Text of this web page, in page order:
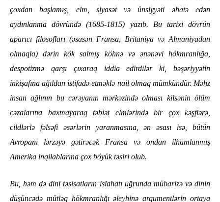
çoxdan başlamış, elm, siyasət və ünsiyyəti əhatə edən
aydınlanma dövründə (1685-1815) yazıb. Bu tarixi dövrün
aparıcı filosofları (əsasən Fransa, Britaniya və Almaniyadan
olmaqla) dərin kök salmış köhnə və ənənəvi hökmranlığa,
despotizmə qarşı çıxaraq iddia edirdilər ki, bəşəriyyətin
inkişafına ağıldan istifadə etməklə nail olmaq mümkündür. Məhz
insan ağlının bu cərəyanın mərkəzində olması kilsənin ölüm
cəzalarına baxmayaraq təbiət elmlərində bir çox kəşflərə,
cildlərlə fəlsəfi əsərlərin yaranmasına, ən əsası isə, bütün
Avropanı lərzəyə gətirəcək Fransa və ondan ilhamlanmış
Amerika inqilablarına çox böyük təsiri olub.
Bu, həm də dini təsisatların islahatı uğrunda mübarizə və dinin
düşüncədə mütləq hökmranlığı əleyhinə arqumentlərin ortaya